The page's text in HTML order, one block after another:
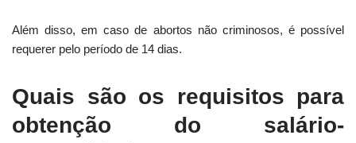
Além disso, em caso de abortos não criminosos, é possível
requerer pelo período de 14 dias.
Quais são os requisitos para
obtenção do salário-